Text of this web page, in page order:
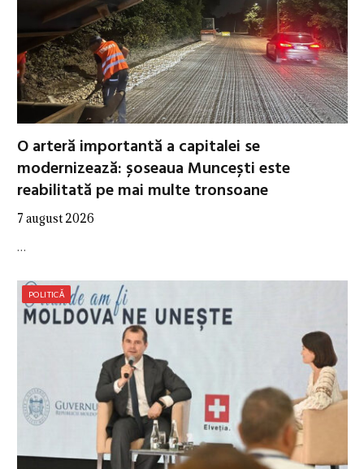
O arteră importantă a capitalei se
modernizează: șoseaua Muncești este
reabilitată pe mai multe tronsoane
7 august 2026
…
POLITICĂ